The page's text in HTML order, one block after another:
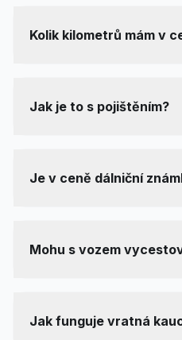
Kolik kilometrů mám v
Jak je to s pojištěním?
Je v ceně dálniční
Mohu s vozem
Jak funguje vratná